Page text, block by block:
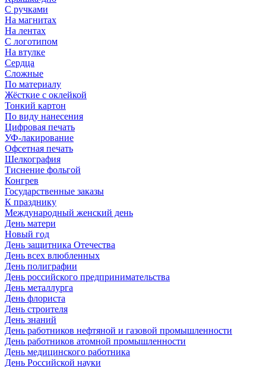
С ручками
На магнитах
На лентах
С логотипом
На втулке
Сердца
Сложные
По материалу
Жёсткие с оклейкой
Тонкий картон
По виду нанесения
Цифровая печать
УФ-лакирование
Офсетная печать
Шелкография
Тиснение фольгой
Конгрев
Государственные заказы
К празднику
Международный женский день
День матери
Новый год
День защитника Отечества
День всех влюбленных
День полиграфии
День российского предпринимательства
День металлурга
День флориста
День строителя
День знаний
День работников нефтяной и газовой промышленности
День работников атомной промышленности
День медицинского работника
День Российской науки